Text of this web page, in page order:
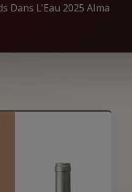
Dans L'Eau 2025 Alma